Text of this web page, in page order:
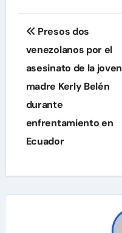
Navegación
de
entradas
Presos dos
venezolanos por el
asesinato de la joven
madre Kerly Belén
durante
enfrentamiento en
Ecuador